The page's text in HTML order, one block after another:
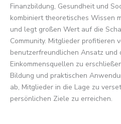
Finanzbildung, Gesundheit und
kombiniert theoretisches Wissen
und legt großen Wert auf die
Community. Mitglieder profitieren
benutzerfreundlichen Ansatz und
Einkommensquellen zu
Bildung und praktischen
ab, Mitglieder in die Lage zu
persönlichen Ziele zu erreichen.